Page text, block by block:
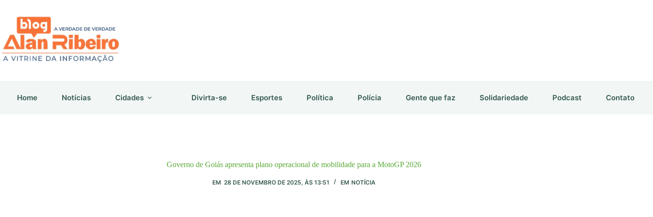
conteúdo
Home Notícias Cidades Divirta-se Esportes Política Polícia Gente que faz Solidariedade Podcast Contato
Governo de Goiás apresenta plano operacional de mobilidade para a MotoGP 2026
EM 28 DE NOVEMBRO DE 2025, ÀS 13:51 EM NOTÍCIA